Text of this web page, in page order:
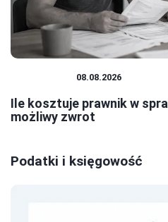
08.08.2026
Ile kosztuje prawnik w
możliwy zwrot
Podatki i księgowość